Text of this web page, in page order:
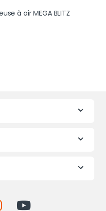
à air MEGA BLITZ